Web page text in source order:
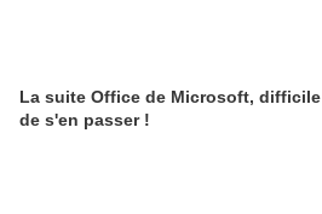
La suite Office de Microsoft, difficile
de s'en passer !